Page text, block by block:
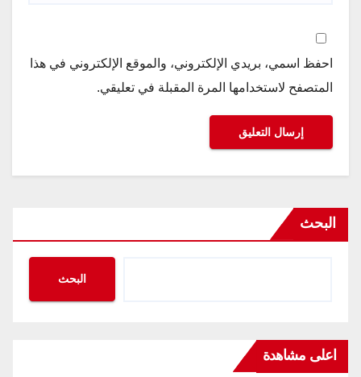
احفظ اسمي، بريدي الإلكتروني، والموقع الإلكتروني في هذا
المتصفح لاستخدامها المرة المقبلة في تعليقي.
البحث
البحث
اعلى مشاهدة